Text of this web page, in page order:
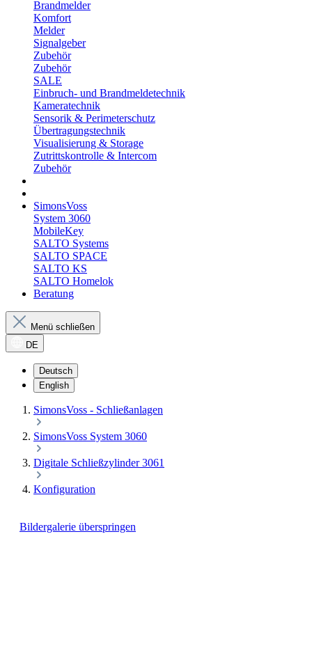
Brandmelder
Komfort
Melder
Signalgeber
Zubehör
Zubehör
SALE
Einbruch- und Brandmeldetechnik
Kameratechnik
Sensorik & Perimeterschutz
Übertragungstechnik
Visualisierung & Storage
Zutrittskontrolle & Intercom
Zubehör
SimonsVoss
System 3060
MobileKey
SALTO Systems
SALTO SPACE
SALTO KS
SALTO Homelok
Beratung
Menü schließen
DE
Deutsch
English
SimonsVoss - Schließanlagen
SimonsVoss System 3060
Digitale Schließzylinder 3061
Konfiguration
Bildergalerie überspringen